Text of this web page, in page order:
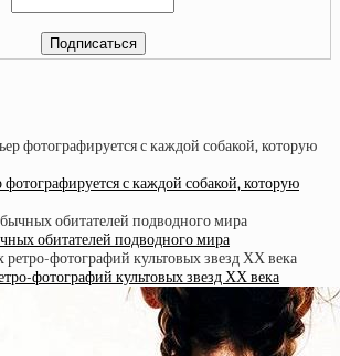
с каждой собакой, которую
обитателей подводного мира
фотографий культовых звезд ХХ века